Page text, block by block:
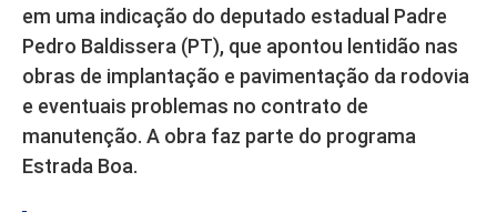
em uma indicação do deputado estadual Padre
Pedro Baldissera (PT), que apontou lentidão nas
obras de implantação e pavimentação da rodovia
e eventuais problemas no contrato de
manutenção. A obra faz parte do programa
Estrada Boa.